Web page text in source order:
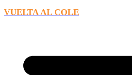
VUELTA AL COLE